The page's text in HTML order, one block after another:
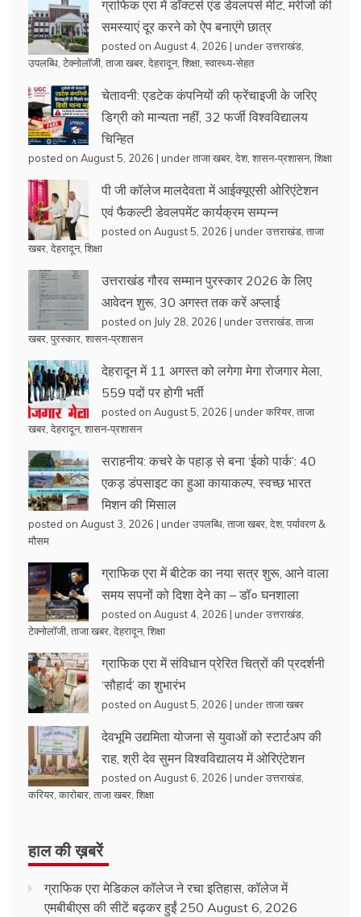
ग्राफिक एरा में डॉक्टर्स एंड डेवलपर्स मीट, मरीजों की
समस्याएं दूर करने को ऐप बनाएंगे छात्र
posted on August 4, 2026 | underउत्तराखंड
उपलब्धि टेक्नोलॉजी ताजा खबर देहरादून, शिक्षा स्वास्थ्य-सेहत
चेतावनी: एडटेक कंपनियों की फ्रेंचाइजी के जरिए
डिग्री को मान्यता नहीं, 32 फर्जी विश्वविद्यालय
चिन्हित
posted on August 5, 2026 | underताजा खबर देश, शासन-प्रशासन, शिक्षा
पी जी कॉलेज मालदेवता में आईक्यूएसी ओरिएंटेशन
एवं फैकल्टी डेवलपमेंट कार्यक्रम सम्पन्न
posted on August 5, 2026 | underउत्तराखंड ताजा
खबर देहरादून, शिक्षा
उत्तराखंड गौरव सम्मान पुरस्कार 2026 के लिए
आवेदन शुरू, 30 अगस्त तक करें अप्लाई
posted on July 28, 2026 | underउत्तराखंड ताजा
खबर पुरस्कार शासन-प्रशासन
देहरादून में 11 अगस्त को लगेगा मेगा रोजगार मेला,
559 पदों पर होगी भर्ती
posted on August 5, 2026 | underकरियर ताजा
खबर देहरादून, शासन-प्रशासन
सराहनीय: कचरे के पहाड़ से बना ‘ईको पार्क’: 40
एकड़ डंपसाइट का हुआ कायाकल्प, स्वच्छ भारत
मिशन की मिसाल
posted on August 3, 2026 | underउपलब्धि ताजा खबर देश, पर्यावरण &
मौसम
ग्राफिक एरा में बीटेक का नया सत्र शुरू, आने वाला
समय सपनों को दिशा देने का – डॉ० घनशाला
posted on August 4, 2026 | underउत्तराखंड
टेक्नोलॉजी ताजा खबर देहरादून, शिक्षा
ग्राफिक एरा में संविधान प्रेरित चित्रों की प्रदर्शनी
‘सौहार्द’ का शुभारंभ
posted on August 5, 2026 | underताजा खबर
देवभूमि उद्यमिता योजना से युवाओं को स्टार्टअप की
राह, श्री देव सुमन विश्वविद्यालय में ओरिएंटेशन
posted on August 6, 2026 | underउत्तराखंड
करियर कारोबार ताजा खबर शिक्षा
हाल की ख़बरें
ग्राफिक एरा मेडिकल कॉलेज ने रचा इतिहास, कॉलेज में
एमबीबीएस की सीटें बढ़कर हुईं 250 August 6, 2026